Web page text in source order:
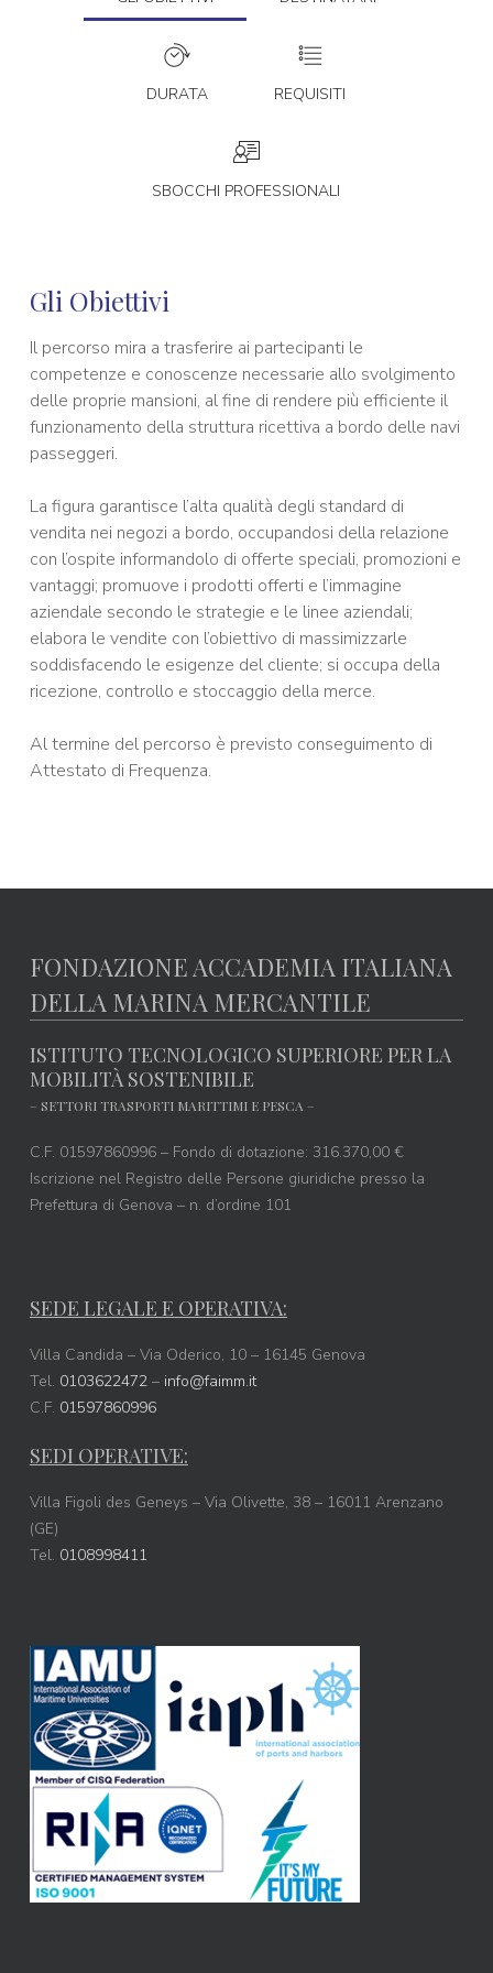
DURATA REQUISITI
SBOCCHI PROFESSIONALI
Gli Obiettivi
Il percorso mira a trasferire ai partecipanti le
competenze e conoscenze necessarie allo svolgimento
delle proprie mansioni, al fine di rendere più efficiente il
funzionamento della struttura ricettiva a bordo delle navi
passeggeri.
La figura garantisce l’alta qualità degli standard di
vendita nei negozi a bordo, occupandosi della relazione
con l’ospite informandolo di offerte speciali, promozioni e
vantaggi; promuove i prodotti offerti e l’immagine
aziendale secondo le strategie e le linee aziendali;
elabora le vendite con l’obiettivo di massimizzarle
soddisfacendo le esigenze del cliente; si occupa della
ricezione, controllo e stoccaggio della merce.
Al termine del percorso è previsto conseguimento di
Attestato di Frequenza.
FONDAZIONE ACCADEMIA ITALIANA
DELLA MARINA MERCANTILE
ISTITUTO TECNOLOGICO SUPERIORE PER LA
MOBILITÀ SOSTENIBILE
– SETTORI TRASPORTI MARITTIMI E PESCA –
C.F. 01597860996 – Fondo di dotazione: 316.370,00 €
Iscrizione nel Registro delle Persone giuridiche presso la
Prefettura di Genova – n. d’ordine 101
SEDE LEGALE E OPERATIVA:
Villa Candida – Via Oderico, 10 – 16145 Genova
Tel. 0103622472– info@faimm.it
C.F. 01597860996
SEDI OPERATIVE:
Villa Figoli des Geneys – Via Olivette, 38 – 16011 Arenzano
(GE)
Tel. 0108998411